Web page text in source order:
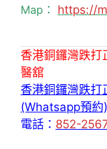
Map： https://
香港銅鑼灣跌打
醫舘
香港銅鑼灣跌打
(Whatsapp預約)
電話： 852-